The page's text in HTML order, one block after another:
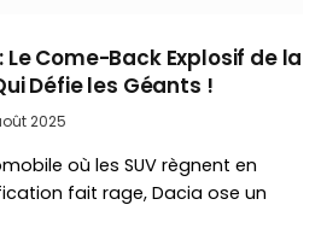
Le Come-Back Explosif de la
Défie les Géants !
2025
où les SUV règnent en
fait rage, Dacia ose un